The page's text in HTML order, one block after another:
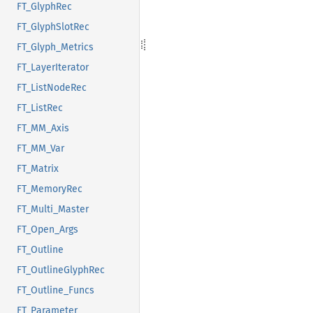
FT_GlyphRec
FT_GlyphSlotRec
FT_Glyph_Metrics
FT_LayerIterator
FT_ListNodeRec
FT_ListRec
FT_MM_Axis
FT_MM_Var
FT_Matrix
FT_MemoryRec
FT_Multi_Master
FT_Open_Args
FT_Outline
FT_OutlineGlyphRec
FT_Outline_Funcs
FT_Parameter